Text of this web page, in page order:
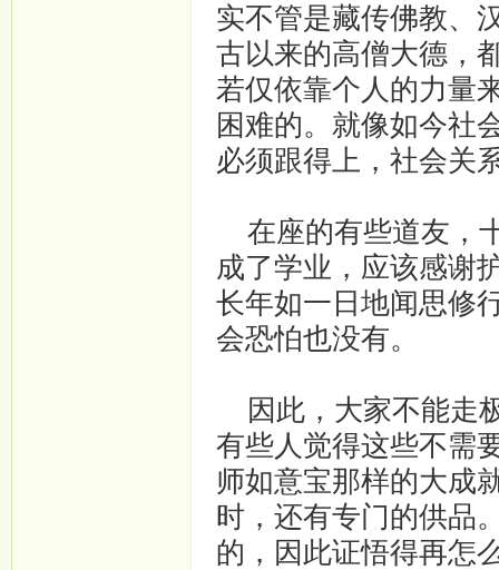
实不管是藏传佛教、
古以来的高僧大德，
若仅依靠个人的力量
困难的。就像如今社
必须跟得上，社会关
在座的有些道友，
成了学业，应该感谢
长年如一日地闻思修
会恐怕也没有。
因此，大家不能走
有些人觉得这些不需
师如意宝那样的大成
时，还有专门的供品
的，因此证悟得再怎